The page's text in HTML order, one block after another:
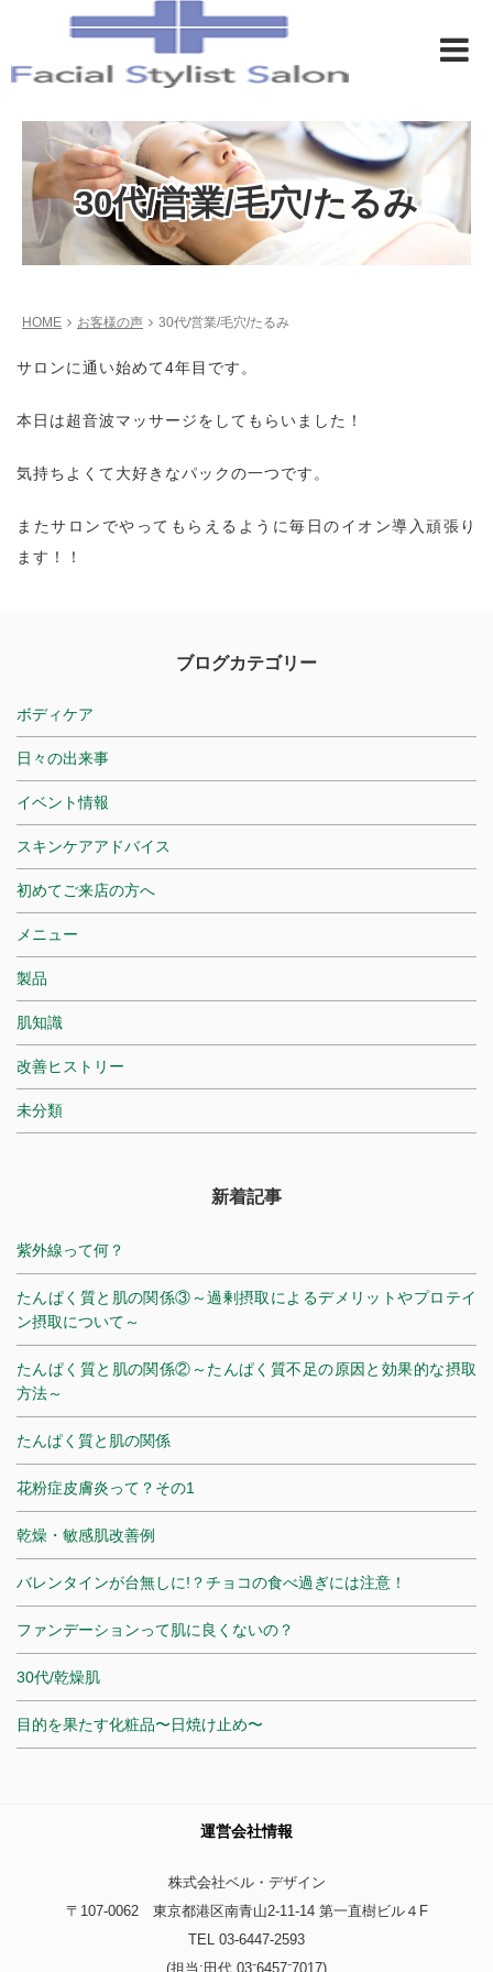
30代/営業/毛穴/たるみ
HOME お客様の声 30代/営業/毛穴/たるみ
サロンに通い始めて4年目です。
本日は超音波マッサージをしてもらいました！
気持ちよくて大好きなパックの一つです。
またサロンでやってもらえるように毎日のイオン導入頑張り
ます！！
ブログカテゴリー
ボディケア
日々の出来事
イベント情報
スキンケアアドバイス
初めてご来店の方へ
メニュー
製品
肌知識
改善ヒストリー
未分類
新着記事
紫外線って何？
たんぱく質と肌の関係③～過剰摂取によるデメリットやプロテイ
ン摂取について～
たんぱく質と肌の関係②～たんぱく質不足の原因と効果的な摂取
方法～
たんぱく質と肌の関係
花粉症皮膚炎って？その1
乾燥・敏感肌改善例
バレンタインが台無しに!？チョコの食べ過ぎには注意！
ファンデーションって肌に良くないの？
30代/乾燥肌
目的を果たす化粧品〜日焼け止め〜
運営会社情報
株式会社ベル・デザイン
〒107-0062 東京都港区南青山2-11-14 第一直樹ビル４F
TEL 03-6447-2593
(担当:田代 03⁻6457⁻7017)